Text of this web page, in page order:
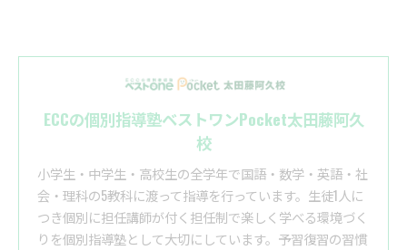
ECCの個別指導塾ベストワンPocket太田藤阿久
校
小学生・中学生・高校生の全学年で国語・数学・英語・社
会・理科の5教科に渡って指導を行っています。生徒1人に
つき個別に担任講師が付く担任制で楽しく学べる環境づく
りを個別指導塾として大切にしています。予習復習の習慣